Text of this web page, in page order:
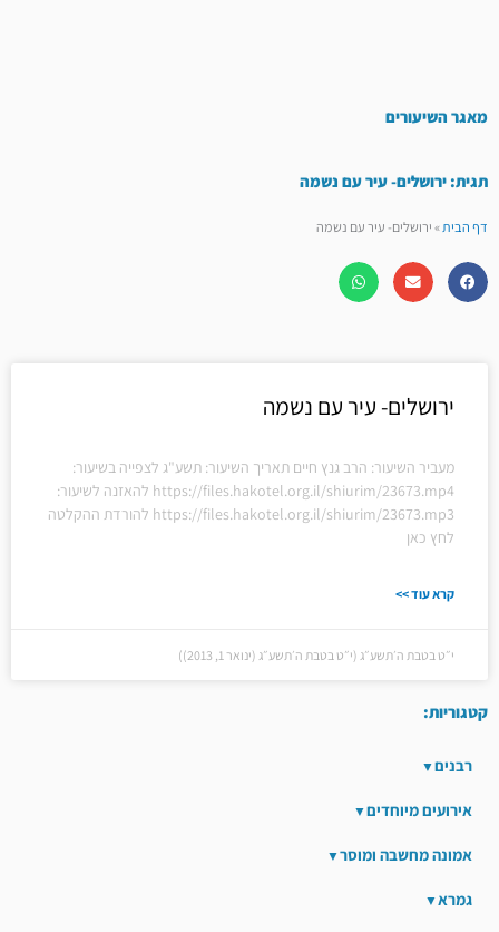
מאגר השיעורים
תגית: ירושלים- עיר עם נשמה
דף הבית»ירושלים- עיר עם נשמה
ירושלים- עיר עם נשמה
מעביר השיעור: הרב גנץ חיים תאריך השיעור: תשע"ג לצפייה בשיעור:
https://files.hakotel.org.il/shiurim/23673.mp4 להאזנה לשיעור:
https://files.hakotel.org.il/shiurim/23673.mp3 להורדת ההקלטה
לחץ כאן
קרא עוד >>
י״ט בטבת ה׳תשע״ג (י״ט בטבת ה׳תשע״ג (ינואר 1, 2013))
קטגוריות:
רבנים
אירועים מיוחדים
אמונה מחשבה ומוסר
גמרא